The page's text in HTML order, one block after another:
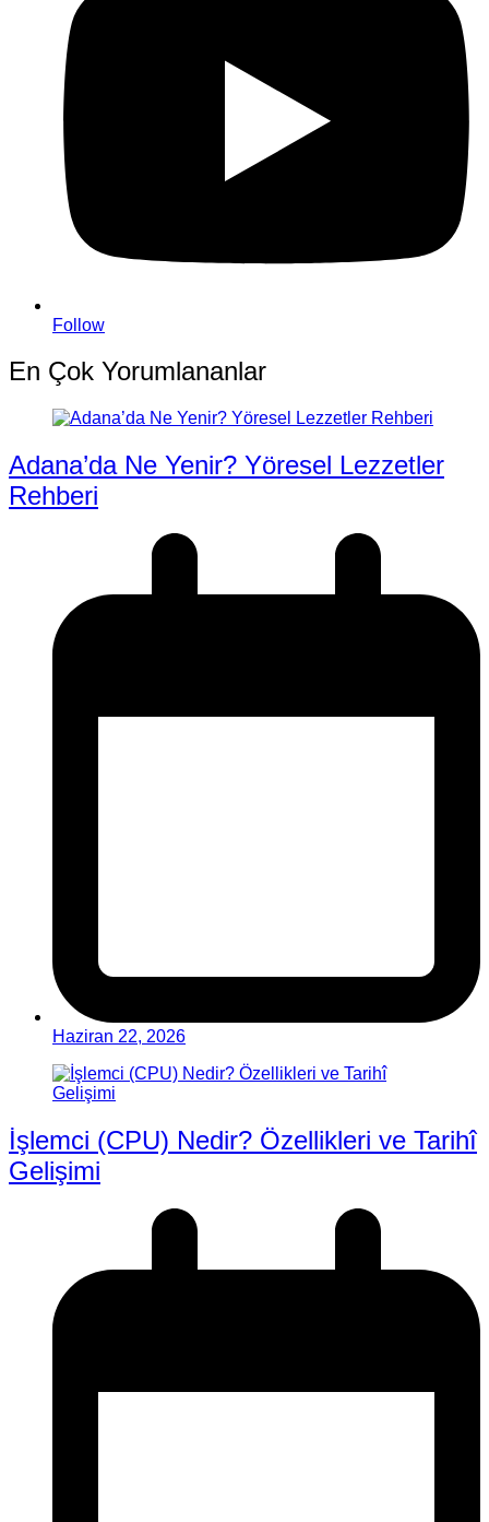
Follow
En Çok Yorumlananlar
Adana’da Ne Yenir? Yöresel Lezzetler
Rehberi
Haziran 22, 2026
İşlemci (CPU) Nedir? Özellikleri ve Tarihî
Gelişimi